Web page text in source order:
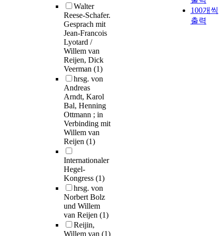
Walter
Reese-Schafer.
Gesprach mit
Jean-Francois
Lyotard /
Willem van
Reijen, Dick
Veerman (1)
hrsg. von
Andreas
Arndt, Karol
Bal, Henning
Ottmann ; in
Verbinding mit
Willem van
Reijen (1)
Internationaler
Hegel-
Kongress (1)
hrsg. von
Norbert Bolz
und Willem
van Reijen (1)
Reijin,
Willem van (1)
100개씩
출력